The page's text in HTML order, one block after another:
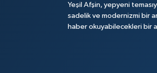
Yeşil Afşin, yepyeni
sadelik ve modernizmi bir
haber okuyabilecekleri bir